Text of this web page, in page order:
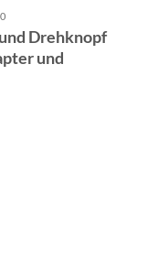
Drehknopf
und